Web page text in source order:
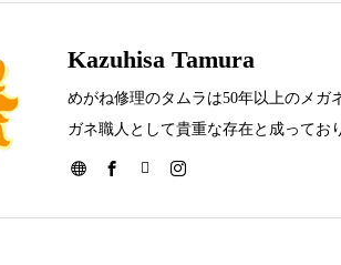
Tiffanyセルフレーム埋め込み蝶
Kazuhisa Tamura
めがね修理のタムラは50年以上のメガ
ガネ職人として貴重な存在と成ってお
メガネを壊してしまった時は是非お問